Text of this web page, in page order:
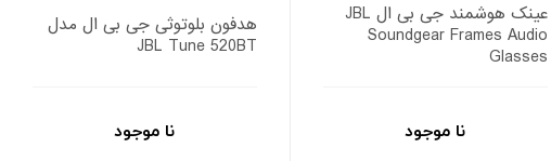
عینک هوشمند جی بی ال JBL
Soundgear Frames Audio
Glasses
نا موجود
هدفون بلوتوثی جی بی ال مدل
JBL Tune 520BT
نا موجود